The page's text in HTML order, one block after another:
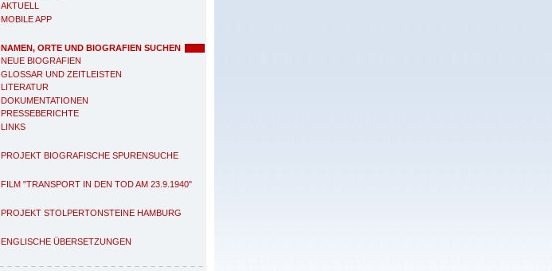
AKTUELL
MOBILE APP
NAMEN, ORTE UND BIOGRAFIEN SUCHEN
NEUE BIOGRAFIEN
GLOSSAR UND ZEITLEISTEN
LITERATUR
DOKUMENTATIONEN
PRESSEBERICHTE
LINKS
PROJEKT BIOGRAFISCHE SPURENSUCHE
FILM "TRANSPORT IN DEN TOD AM 23.9.1940"
PROJEKT STOLPERTONSTEINE HAMBURG
ENGLISCHE ÜBERSETZUNGEN